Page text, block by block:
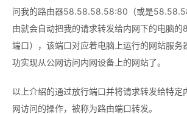
问我的路由器58.58.58.58:80（或是
由就会自动把我的请求转发给内网下的电脑
端口），该端口对应着电脑上运行的网站服务
功实现从公网访问内网设备上的网站了。
以上介绍的通过放行端口并将请求转发给特定
网访问的操作，被称为路由端口转发。